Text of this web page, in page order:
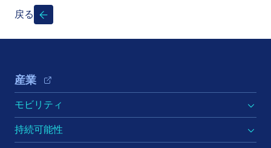
戻る
Footer Navigation
産業
モビリティ
持続可能性